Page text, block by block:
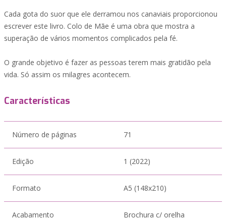
Cada gota do suor que ele derramou nos canaviais proporcionou
escrever este livro. Colo de Mãe é uma obra que mostra a
superação de vários momentos complicados pela fé.
O grande objetivo é fazer as pessoas terem mais gratidão pela
vida. Só assim os milagres acontecem.
Características
Número de páginas 71
Edição 1 (2022)
Formato A5 (148x210)
Acabamento Brochura c/ orelha